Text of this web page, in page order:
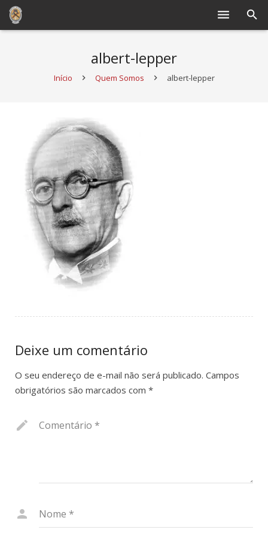
Operacional
Bombeiro Mirim
Banda
Doe agora
Seja um Bombeiro voluntário
Processos de Vistoria
albert-lepper
Início Quem Somos albert-lepper
Deixe um comentário
O seu endereço de e-mail não será publicado. Campos
obrigatórios são marcados com *
Comentário *
Nome *